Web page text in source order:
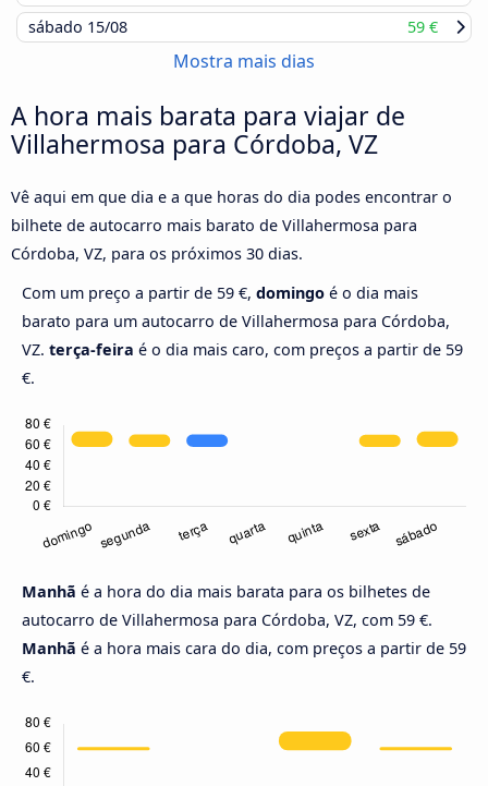
sábado 15/08 59 €
Mostra mais dias
A hora mais barata para viajar de
Villahermosa para Córdoba, VZ
Vê aqui em que dia e a que horas do dia podes encontrar o
bilhete de autocarro mais barato de Villahermosa para
Córdoba, VZ, para os próximos 30 dias.
Com um preço a partir de 59 €, domingo é o dia mais
barato para um autocarro de Villahermosa para Córdoba,
VZ. terça-feira é o dia mais caro, com preços a partir de 59
€.
Manhã é a hora do dia mais barata para os bilhetes de
autocarro de Villahermosa para Córdoba, VZ, com 59 €.
Manhã é a hora mais cara do dia, com preços a partir de 59
€.